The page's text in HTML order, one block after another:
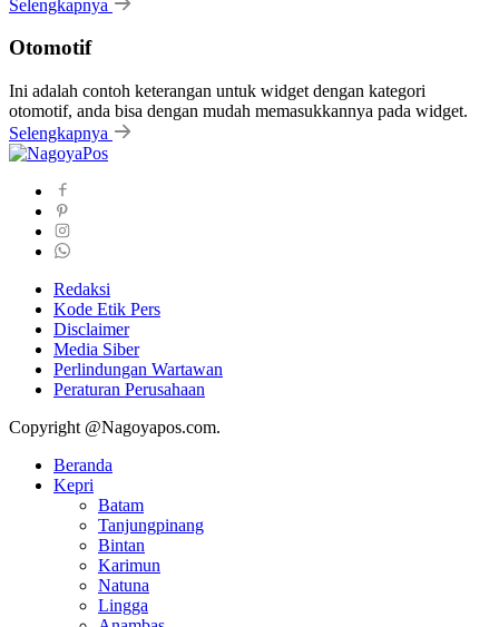
Selengkapnya
Otomotif
Ini adalah contoh keterangan untuk widget dengan kategori
otomotif, anda bisa dengan mudah memasukkannya pada widget.
Selengkapnya
Redaksi
Kode Etik Pers
Disclaimer
Media Siber
Perlindungan Wartawan
Peraturan Perusahaan
Copyright @Nagoyapos.com.
Beranda
Kepri
Batam
Tanjungpinang
Bintan
Karimun
Natuna
Lingga